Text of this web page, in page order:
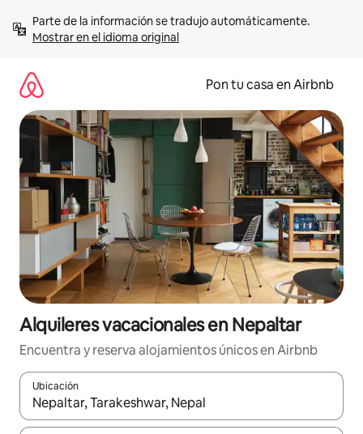
contenidoMostrar en el idioma original
Pon tu casa en Airbnb
Alquileres vacacionales en Nepaltar
Encuentra y reserva alojamientos únicos en Airbnb
Ubicación
Cuando los resultados estén disponibles, navega con las